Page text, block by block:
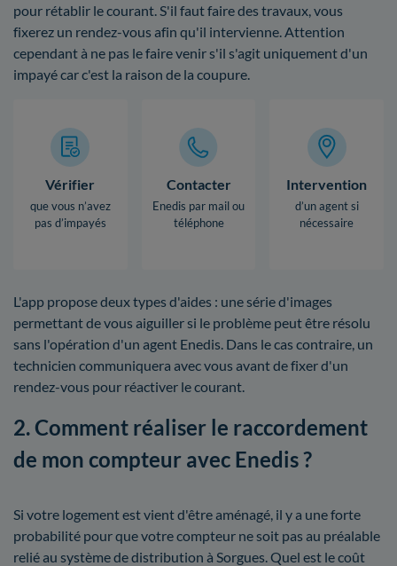
pour rétablir le courant. S'il faut faire des travaux, vous
fixerez un rendez-vous afin qu'il intervienne. Attention
cependant à ne pas le faire venir s'il s'agit uniquement d'un
impayé car c'est la raison de la coupure.
Vérifier
que vous n’avez
pas d’impayés
Contacter
Enedis par mail ou
téléphone
Intervention
d’un agent si
nécessaire
L'app propose deux types d'aides : une série d'images
permettant de vous aiguiller si le problème peut être résolu
sans l'opération d'un agent Enedis. Dans le cas contraire, un
technicien communiquera avec vous avant de fixer d'un
rendez-vous pour réactiver le courant.
2. Comment réaliser le raccordement
de mon compteur avec Enedis ?
Si votre logement est vient d'être aménagé, il y a une forte
probabilité pour que votre compteur ne soit pas au préalable
relié au système de distribution à Sorgues. Quel est le coût